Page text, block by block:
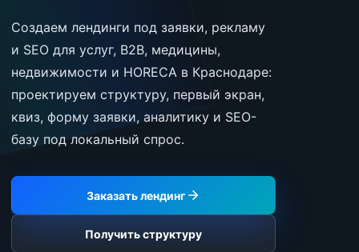
Создаем лендинги под заявки, рекламу
и SEO для услуг, B2B, медицины,
недвижимости и HORECA в Краснодаре:
проектируем структуру, первый экран,
квиз, форму заявки, аналитику и SEO-
базу под локальный спрос.
Заказать лендинг
Получить структуру